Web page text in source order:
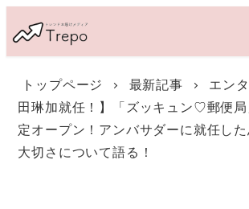
イ
トップページ 最新記事 エン
田琳加就任！】「ズッキュン♡郵便
定オープン！アンバサダーに就任し
大切さについて語る！